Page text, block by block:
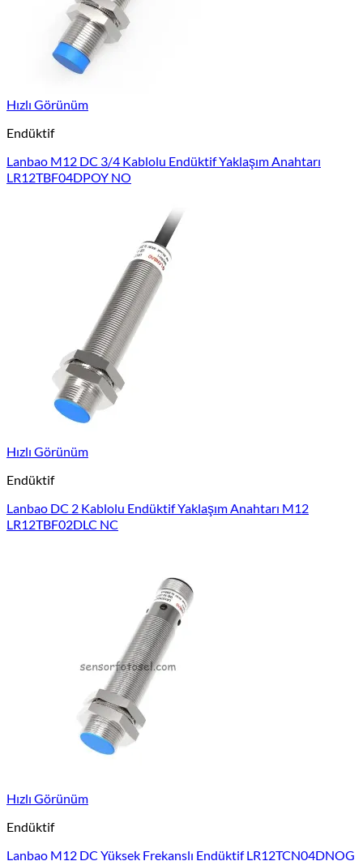
Hızlı Görünüm
Endüktif
Lanbao M12 DC 3/4 Kablolu Endüktif Yaklaşım Anahtarı
LR12TBF04DPOY NO
Hızlı Görünüm
Endüktif
Lanbao DC 2 Kablolu Endüktif Yaklaşım Anahtarı M12
LR12TBF02DLC NC
Hızlı Görünüm
Endüktif
Lanbao M12 DC Yüksek Frekanslı Endüktif LR12TCN04DNOG